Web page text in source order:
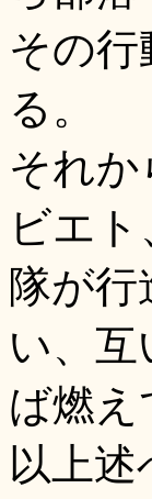
その
る。
それ
ビエ
隊が
い、
ば燃
以上